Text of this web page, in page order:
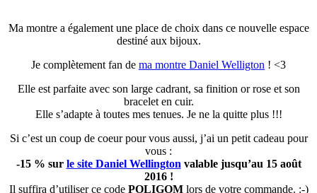
Ma montre a également une place de choix dans ce nouvelle espace
destiné aux bijoux.
Je complètement fan de ma montre Daniel Welligton ! <3
Elle est parfaite avec son large cadrant, sa finition or rose et son
bracelet en cuir.
Elle s’adapte à toutes mes tenues. Je ne la quitte plus !!!
Si c’est un coup de coeur pour vous aussi, j’ai un petit cadeau pour
vous :
-15 % sur le site Daniel Wellingtonvalable jusqu’au 15 août
2016 !
Il suffira d’utiliser ce code POLIGOM lors de votre commande. :-)